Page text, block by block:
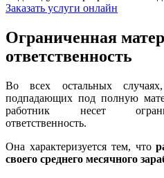
Заказать услуги онлайн
Ограниченная
ответственность
Во всех остальных
подпадающих под полную
работник несет
ответственность.
Она характеризуется тем, что
своего среднего месячного